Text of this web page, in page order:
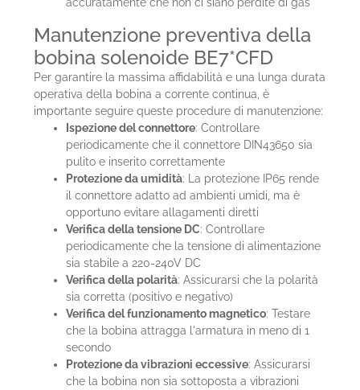
Manutenzione preventiva della
bobina solenoide BE7*CFD
Per garantire la massima affidabilità e una lunga durata
operativa della bobina a corrente continua, è
importante seguire queste procedure di manutenzione:
Ispezione del connettore: Controllare
periodicamente che il connettore DIN43650 sia
pulito e inserito correttamente
Protezione da umidità: La protezione IP65 rende
il connettore adatto ad ambienti umidi, ma è
opportuno evitare allagamenti diretti
Verifica della tensione DC: Controllare
periodicamente che la tensione di alimentazione
sia stabile a 220-240V DC
Verifica della polarità: Assicurarsi che la polarità
sia corretta (positivo e negativo)
Verifica del funzionamento magnetico: Testare
che la bobina attragga l'armatura in meno di 1
secondo
Protezione da vibrazioni eccessive: Assicurarsi
che la bobina non sia sottoposta a vibrazioni